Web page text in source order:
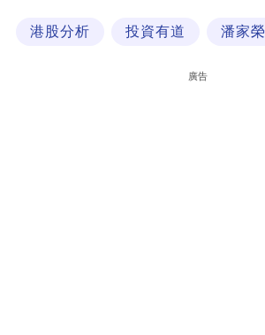
港股分析 投資有道 潘家榮
廣告